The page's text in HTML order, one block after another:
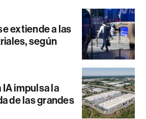
extiende a las
según
IA impulsa la
de las grandes